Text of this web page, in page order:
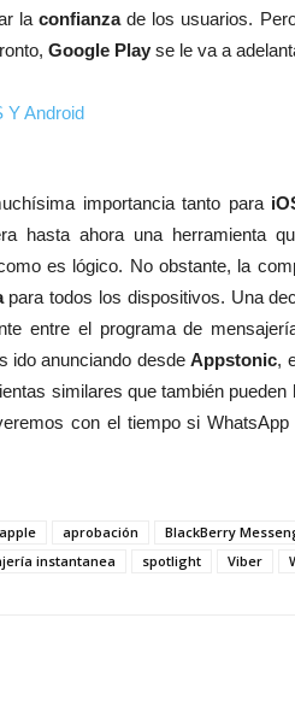
laconfianzade los usuarios.
Google Play se le va a
importancia tanto para
hasta ahora una herramienta
es lógico. No obstante, la
para todos los dispositivos. Una
entre el programa de
ido anunciando desdeAppstonic,
similares que también pueden
con el tiempo si
apple aprobación
BlackBerry
instantanea spotlight Viber